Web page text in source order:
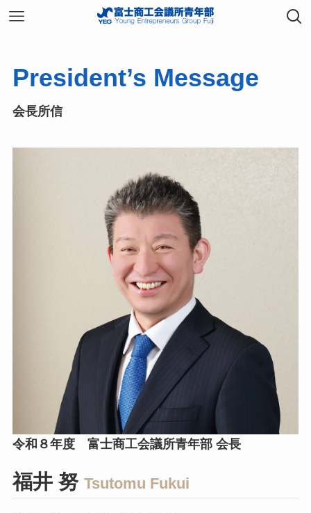
President’s Message
会長所信
令和８年度 富士商工会議所青年部 会長
福井 努 Tsutomu Fukui